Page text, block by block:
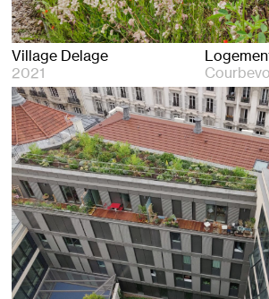
Village Delage
2021